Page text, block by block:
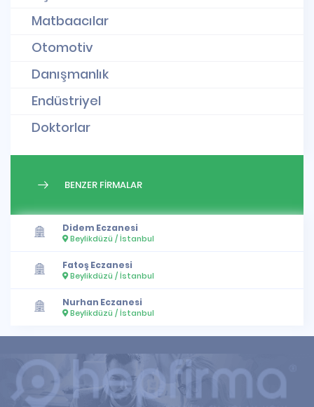
Matbaacılar
Otomotiv
Danışmanlık
Endüstriyel
Doktorlar
BENZER FİRMALAR
Didem Eczanesi
Beylikdüzü / İstanbul
Fatoş Eczanesi
Beylikdüzü / İstanbul
Nurhan Eczanesi
Beylikdüzü / İstanbul